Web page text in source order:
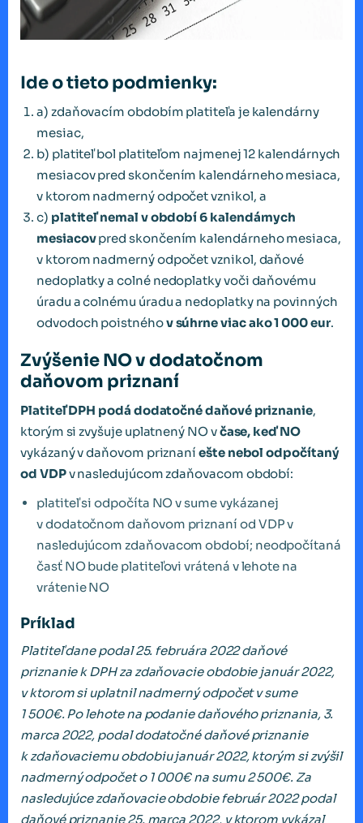
Ide o tieto podmienky:
a) zdaňovacím obdobím platiteľa je kalendárny
mesiac,
b) platiteľ bol platiteľom najmenej 12 kalendárnych
mesiacov pred skončením kalendárneho mesiaca,
v ktorom nadmerný odpočet vznikol, a
c) platiteľnemal v období 6 kalendárnych
mesiacovpred skončením kalendárneho mesiaca,
v ktorom nadmerný odpočet vznikol, daňové
nedoplatky a colné nedoplatky voči daňovému
úradu a colnému úradu a nedoplatky na povinných
odvodoch poistnéhov súhrne viac ako 1 000 eur.
Zvýšenie NO v dodatočnom
daňovom priznaní
Platiteľ DPH podá dodatočné daňové priznanie,
ktorým si zvyšuje uplatnený NO včase, keď NO
vykázaný v daňovom priznaníešte nebol odpočítaný
od VDPv nasledujúcom zdaňovacom období:
platiteľ si odpočíta NO v sume vykázanej
v dodatočnom daňovom priznaní od VDP v
nasledujúcom zdaňovacom období; neodpočítaná
časť NO bude platiteľovi vrátená v lehote na
vrátenie NO
Príklad
Platiteľ dane podal 25. februára 2022 daňové
priznanie k DPH za zdaňovacie obdobie január 2022,
v ktorom si uplatnil nadmerný odpočet v sume
1 500€. Po lehote na podanie daňového priznania, 3.
marca 2022, podal dodatočné daňové priznanie
k zdaňovaciemu obdobiu január 2022, ktorým si zvýšil
nadmerný odpočet o 1 000€ na sumu 2 500€. Za
nasledujúce zdaňovacie obdobie február 2022 podal
daňové priznanie 25. marca 2022, v ktorom vykázal